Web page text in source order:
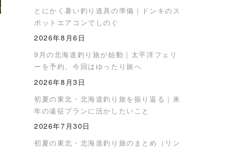
とにかく暑い釣り道具の準備｜ドンキのス
ポットエアコンでしのぐ
2026年8月6日
9月の北海道釣り旅が始動｜太平洋フェリ
ーを予約、今回はゆったり旅へ
2026年8月3日
初夏の東北・北海道釣り旅を振り返る｜来
年の遠征プランに活かしたいこと
2026年7月30日
初夏の東北・北海道釣り旅のまとめ（リン